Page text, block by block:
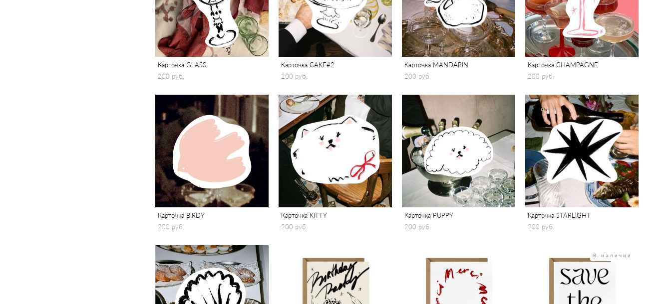
Карточка GLASS
200 pуб.
Карточка CAKE#2
200 pуб.
Карточка MANDARIN
200 pуб.
Карточка CHAMPAGNE
200 pуб.
Карточка BIRDY
200 pуб.
Карточка KITTY
200 pуб.
Карточка PUPPY
200 pуб.
Карточка STARLIGHT
200 pуб.
В наличии